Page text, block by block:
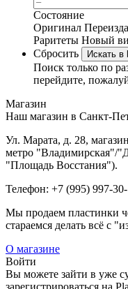
Состояние
Оригинал
Раритеты Новый
Сбросить
Искать в
Поиск только по
перейдите,
Магазин
Наш магазин в Санкт-
Ул. Марата, д. 28,
метро "Владимирская"/
"Площадь Восстания").
Телефон: +7 (995) 997-
Мы продаем пластинки
стараемся делать всё с
О магазине
Войти
Вы можете зайти в уже